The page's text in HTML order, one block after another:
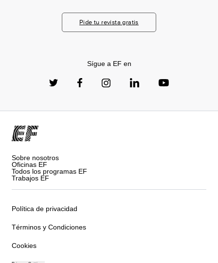
Pide tu revista gratis
Sígue a EF en
Sobre nosotros
Oficinas EF
Todos los programas EF
Trabajos EF
Política de privacidad
Términos y Condiciones
Cookies